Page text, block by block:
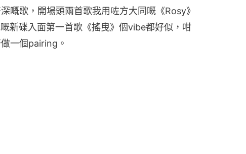
嘅歌，開場頭兩首歌我用咗方大同嘅《Rosy》
新碟入面第一首歌《搖曳》個vibe都好似，咁
一個pairing。